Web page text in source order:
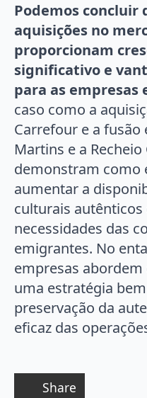
Podemos concluir
aquisições no
proporcionam
significativo e
para as empresas
caso como a
Carrefour e a fusão
Martins e a
demonstram como
aumentar a
culturais
necessidades das
emigrantes. No
empresas
uma estratégia
preservação da
eficaz das
Share